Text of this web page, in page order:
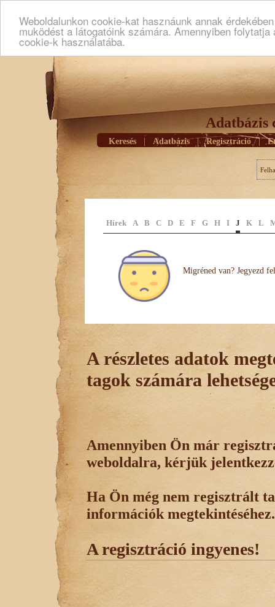
Weboldalunkon cookie-kat hasznáunk annak
muködést a látogatóink számára. Amennyiben
cookie-k használatába.
Adatbázis
Keresés Adatbázis | Regisztráció |
Hírek A B C D E F G H I J K L
Migréned van? Jegyezd
A részletes adatok
tagok számára
Amennyiben Ön már
weboldalra, kérjük
Ha Ön még nem regisztrált
információk megtekintéséhez.
A regisztráció ingyenes!